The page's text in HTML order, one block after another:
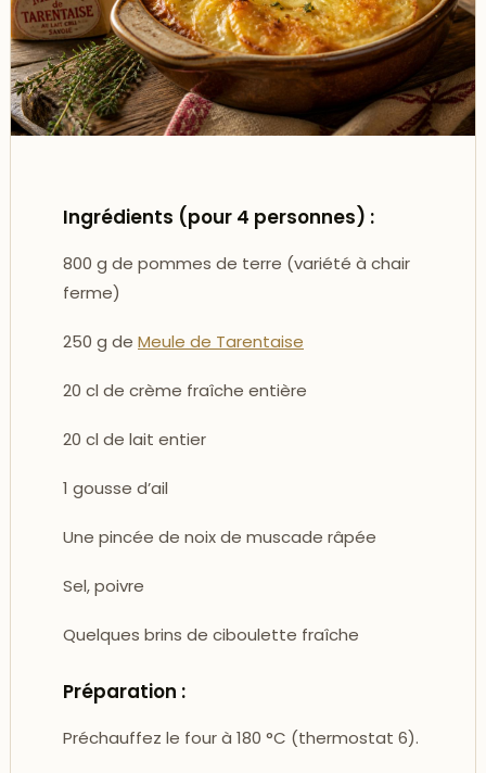
Ingrédients (pour 4 personnes) :
800 g de pommes de terre (variété à chair
ferme)
250 g de Meule de Tarentaise
20 cl de crème fraîche entière
20 cl de lait entier
1 gousse d’ail
Une pincée de noix de muscade râpée
Sel, poivre
Quelques brins de ciboulette fraîche
Préparation :
Préchauffez le four à 180 °C (thermostat 6).